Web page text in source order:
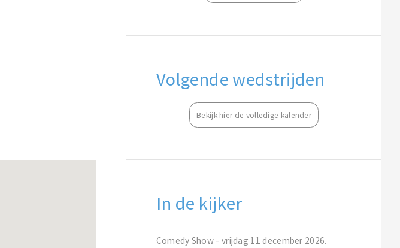
Volgende wedstrijden
Bekijk hier de volledige kalender
In de kijker
Comedy Show - vrijdag 11 december 2026.